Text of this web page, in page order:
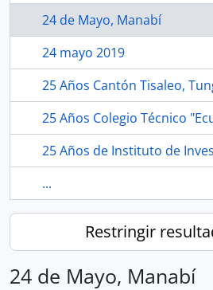
24 de Mayo, Manabí
24 mayo 2019
25 Años Cantón Tisaleo,
25 Años Colegio Técnico
...
Restringir
24 de Mayo, Manabí